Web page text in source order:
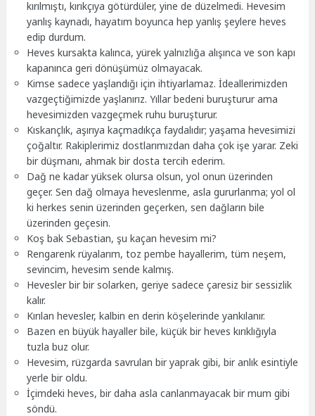
kırılmıştı, kırıkçıya götürdüler, yine de düzelmedi. Hevesim
yanlış kaynadı, hayatım boyunca hep yanlış şeylere heves
edip durdum.
Heves kursakta kalınca, yürek yalnızlığa alışınca ve son kapı
kapanınca geri dönüşümüz olmayacak.
Kimse sadece yaşlandığı için ihtiyarlamaz. İdeallerimizden
vazgeçtiğimizde yaşlanırız. Yıllar bedeni buruşturur ama
hevesimizden vazgeçmek ruhu buruşturur.
Kıskançlık, aşırıya kaçmadıkça faydalıdır; yaşama hevesimizi
çoğaltır. Rakiplerimiz dostlarımızdan daha çok işe yarar. Zeki
bir düşmanı, ahmak bir dosta tercih ederim.
Dağ ne kadar yüksek olursa olsun, yol onun üzerinden
geçer. Sen dağ olmaya heveslenme, asla gururlanma; yol ol
ki herkes senin üzerinden geçerken, sen dağların bile
üzerinden geçesin.
Koş bak Sebastian, şu kaçan hevesim mi?
Rengarenk rüyalarım, toz pembe hayallerim, tüm neşem,
sevincim, hevesim sende kalmış.
Hevesler bir bir solarken, geriye sadece çaresiz bir sessizlik
kalır.
Kırılan hevesler, kalbin en derin köşelerinde yankılanır.
Bazen en büyük hayaller bile, küçük bir heves kırıklığıyla
tuzla buz olur.
Hevesim, rüzgarda savrulan bir yaprak gibi, bir anlık esintiyle
yerle bir oldu.
İçimdeki heves, bir daha asla canlanmayacak bir mum gibi
söndü.